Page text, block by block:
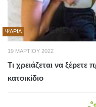
ΨΆΡΙΑ
19 ΜΑΡΤΊΟΥ 2022
Τι χρειάζεται να ξέρετε
κατοικίδιο